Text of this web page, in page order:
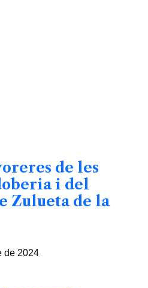
de les
i del
Zulueta de la
de 2024